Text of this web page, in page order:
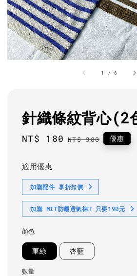
1 /6
針織條紋背心(2
Sale
NT$ 180 Regular
NT$ 380 優惠
適用優惠
加購配件 享折扣價
加購 MIT防曬透氣棉T 只要190元
顏色
軍綠 杏藍
數量